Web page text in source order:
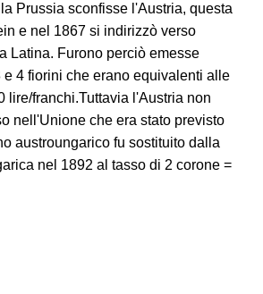
Prussia sconfisse l'Austria, questa
e nel 1867 si indirizzò verso
Latina. Furono perciò emesse
e 4 fiorini che erano equivalenti alle
lire/franchi.Tuttavia l'Austria non
nell'Unione che era stato previsto
austroungarico fu sostituito dalla
nel 1892 al tasso di 2 corone =